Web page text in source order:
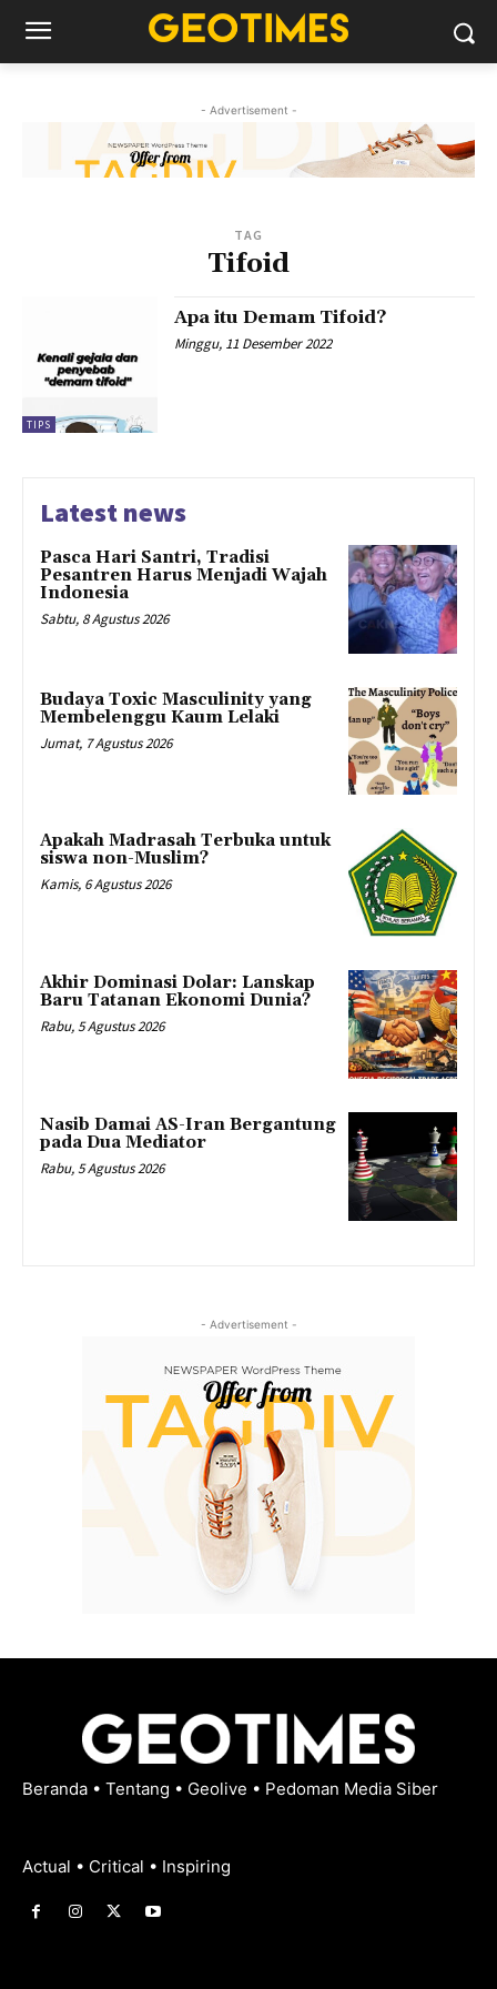
- Advertisement -
TAG
Tifoid
TIPS
Apa itu Demam Tifoid?
Minggu, 11 Desember 2022
Latest news
Pasca Hari Santri, Tradisi
Pesantren Harus Menjadi Wajah
Indonesia
Sabtu, 8 Agustus 2026
Budaya Toxic Masculinity yang
Membelenggu Kaum Lelaki
Jumat, 7 Agustus 2026
Apakah Madrasah Terbuka untuk
siswa non-Muslim?
Kamis, 6 Agustus 2026
Akhir Dominasi Dolar: Lanskap
Baru Tatanan Ekonomi Dunia?
Rabu, 5 Agustus 2026
Nasib Damai AS-Iran Bergantung
pada Dua Mediator
Rabu, 5 Agustus 2026
- Advertisement -
Beranda • Tentang • Geolive • Pedoman Media Siber
Actual • Critical • Inspiring